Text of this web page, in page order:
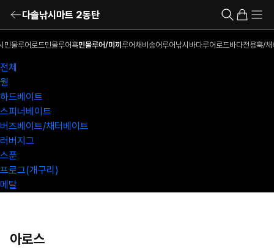
다솔낚시마트 2동탄
민물루어로드민물루어훅민물루어/미끼 루어채비 송어루어낚시 바다루어로드바다전용훅/채
전체
웜
하드베이트
스피너베이트
버즈베이트/채터베이트
러버지그
스푼
프로그(개구리)
메탈
아로스